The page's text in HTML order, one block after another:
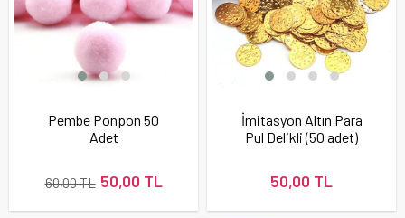
Pembe Ponpon 50
Adet
50,00 TL
60,00 TL
İmitasyon Altın Para
Pul Delikli (50 adet)
50,00 TL